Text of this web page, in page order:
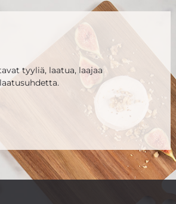
tyyliä, laatua, laajaa